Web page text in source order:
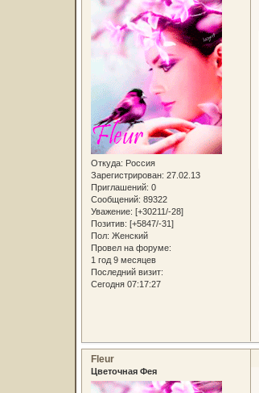
Откуда: Россия
Зарегистрирован: 27.02.13
Приглашений: 0
Сообщений: 89322
Уважение: [+30211/-28]
Позитив: [+5847/-31]
Пол: Женский
Провел на форуме:
1 год 9 месяцев
Последний визит:
Сегодня 07:17:27
Fleur
Цветочная Фея